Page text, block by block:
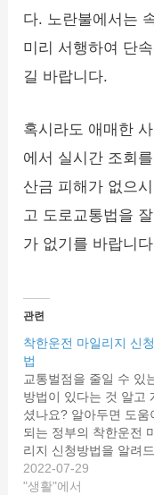
다. 노란불에서는
미리 서행하여 단
길 바랍니다.
혹시라도 애매한
에서 실시간 조회
산금 피해가 없으
고 도로교통법을
가 없기를 바랍니
관련
착한운전 마일리지 신
법
교통벌점을 줄일 수 있
방법이 있다는 것 알고
셨나요? 알아두면 도움
되는 정부의 착한운전
리지 신청방법을 알려
겠습니다. 최근 우회전
일시 정지 위반을 할 경
2022-07-29
"생활"에서